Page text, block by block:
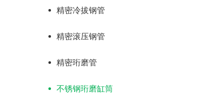
精密冷拔钢管
精密滚压钢管
精密珩磨管
不锈钢珩磨缸筒